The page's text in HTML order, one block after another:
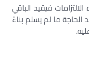
فيقيد الباقي
الحاجة ما لم يسلم بناءً